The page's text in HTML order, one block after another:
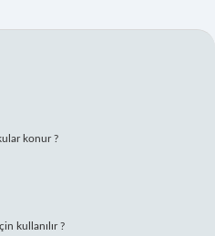
konur ?
kullanılır ?